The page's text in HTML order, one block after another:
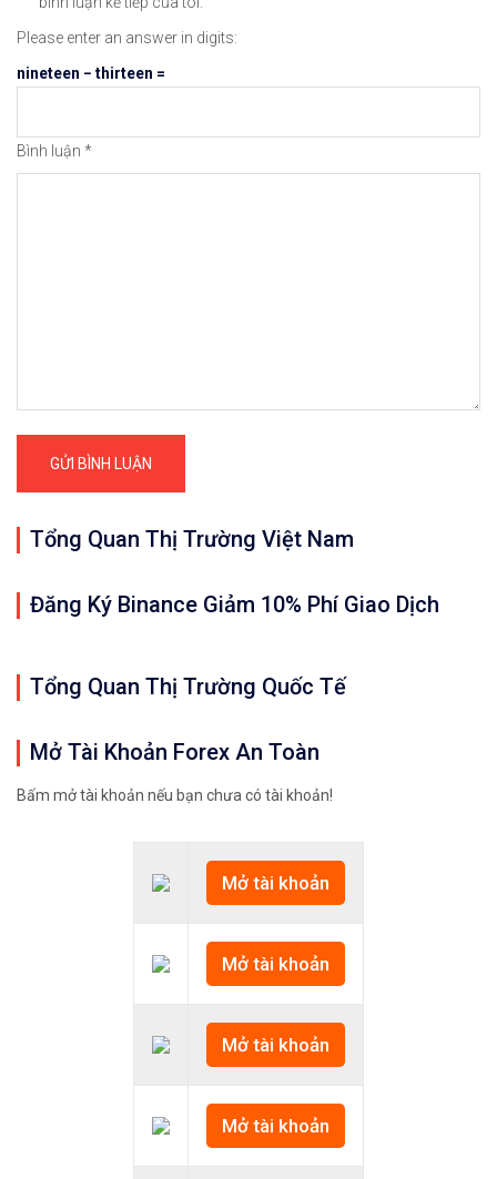
#icmarkets #exness #taichinh #dautu #chungkhoan
Please enter an answer in digits:
nineteen − thirteen =
Bình luận *
Tổng Quan Thị Trường Việt Nam
Đăng Ký Binance Giảm 10% Phí Giao Dịch
Tổng Quan Thị Trường Quốc Tế
Mở Tài Khoản Forex An Toàn
Bấm mở tài khoản nếu bạn chưa có tài khoản!
Mở tài khoản
Mở tài khoản
Mở tài khoản
Mở tài khoản